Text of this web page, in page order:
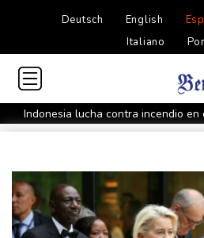
Deutsch English
Italiano
Indonesia lucha contra incendio
instala El Niño
solicitantes de visado
Las autoridades sirias revisan el
afueras de Damasco, sin víctimas